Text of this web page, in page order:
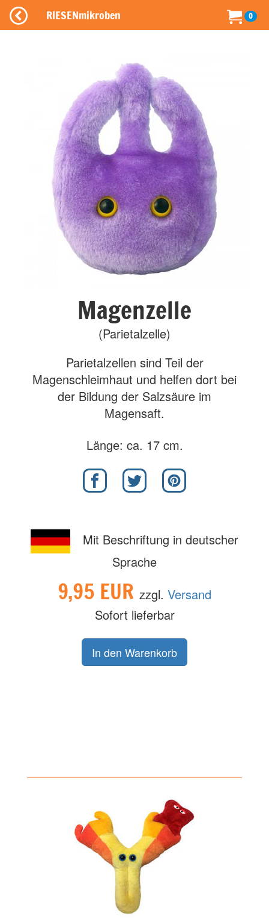
RIESENmikroben 0
Magenzelle
(Parietalzelle)
Parietalzellen sind Teil der
Magenschleimhaut und helfen dort bei
der Bildung der Salzsäure im
Magensaft.
Länge: ca. 17 cm.
Mit Beschriftung in deutscher
Sprache
9,95 EUR zzgl. Versand
Sofort lieferbar